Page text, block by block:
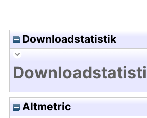
Downloadstatistik
Altmetric